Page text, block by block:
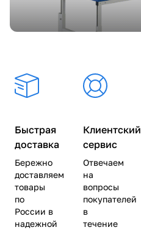
Быстрая
доставка
Бережно
доставляем
товары
по
России в
надежной
Клиентский
сервис
Отвечаем
на
вопросы
покупателей
в
течение